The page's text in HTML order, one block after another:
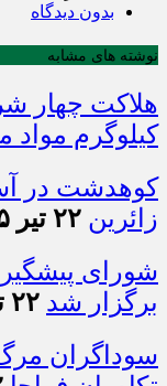
بدون دیدگاه
نوشته های مشابه
کیلوگرم مواد
کوهدشت در
زائرین ۲۲ تیر ۱۴۰۵ - ۱:۳۱
شورای
برگزار شد ۲۲ تیر ۱۴۰۵ - ۱:۲۴
سوداگران مرگ